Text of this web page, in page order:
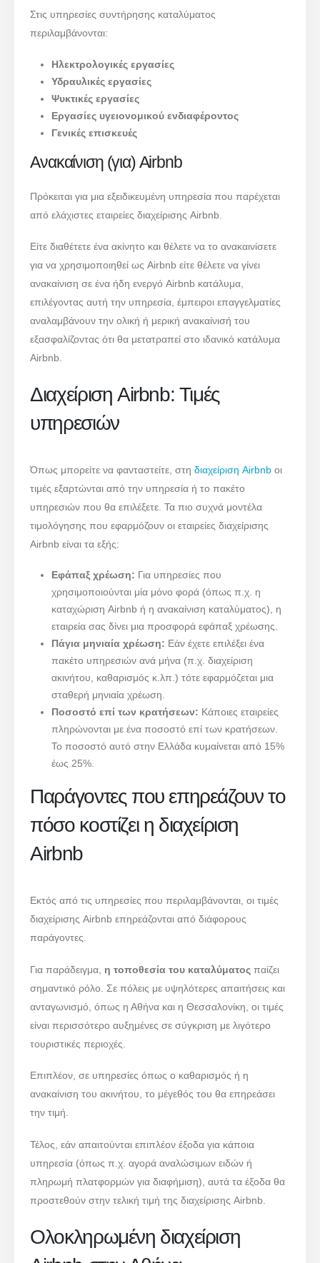
Στις υπηρεσίες συντήρησης καταλύματος
περιλαμβάνονται:
Ηλεκτρολογικές εργασίες
Υδραυλικές εργασίες
Ψυκτικές εργασίες
Εργασίες υγειονομικού ενδιαφέροντος
Γενικές επισκευές
Ανακαίνιση (για) Airbnb
Πρόκειται για μια εξειδικευμένη υπηρεσία που παρέχεται
από ελάχιστες εταιρείες διαχείρισης Airbnb.
Είτε διαθέτετε ένα ακίνητο και θέλετε να το ανακαινίσετε
για να χρησιμοποιηθεί ως Airbnb είτε θέλετε να γίνει
ανακαίνιση σε ένα ήδη ενεργό Airbnb κατάλυμα,
επιλέγοντας αυτή την υπηρεσία, έμπειροι επαγγελματίες
αναλαμβάνουν την ολική ή μερική ανακαίνισή του
εξασφαλίζοντας ότι θα μετατραπεί στο ιδανικό κατάλυμα
Airbnb.
Διαχείριση Airbnb: Τιμές
υπηρεσιών
Όπως μπορείτε να φανταστείτε, στηδιαχείριση Airbnbοι
τιμές εξαρτώνται από την υπηρεσία ή το πακέτο
υπηρεσιών που θα επιλέξετε. Τα πιο συχνά μοντέλα
τιμολόγησης που εφαρμόζουν οι εταιρείες διαχείρισης
Airbnb είναι τα εξής:
Εφάπαξ χρέωση: Για υπηρεσίες που
χρησιμοποιούνται μία μόνο φορά (όπως π.χ. η
καταχώριση Airbnb ή η ανακαίνιση καταλύματος), η
εταιρεία σας δίνει μια προσφορά εφάπαξ χρέωσης.
Πάγια μηνιαία χρέωση: Εάν έχετε επιλέξει ένα
πακέτο υπηρεσιών ανά μήνα (π.χ. διαχείριση
ακινήτου, καθαρισμός κ.λπ.) τότε εφαρμόζεται μια
σταθερή μηνιαία χρέωση.
Ποσοστό επί των κρατήσεων: Κάποιες εταιρείες
πληρώνονται με ένα ποσοστό επί των κρατήσεων.
Το ποσοστό αυτό στην Ελλάδα κυμαίνεται από 15%
έως 25%.
Παράγοντες που επηρεάζουν το
πόσο κοστίζει η διαχείριση
Airbnb
Εκτός από τις υπηρεσίες που περιλαμβάνονται, οι τιμές
διαχείρισης Airbnb επηρεάζονται από διάφορους
παράγοντες.
Για παράδειγμα,η τοποθεσία του καταλύματος παίζει
σημαντικό ρόλο. Σε πόλεις με υψηλότερες απαιτήσεις και
ανταγωνισμό, όπως η Αθήνα και η Θεσσαλονίκη, οι τιμές
είναι περισσότερο αυξημένες σε σύγκριση με λιγότερο
τουριστικές περιοχές.
Επιπλέον, σε υπηρεσίες όπως ο καθαρισμός ή η
ανακαίνιση του ακινήτου, το μέγεθός του θα επηρεάσει
την τιμή.
Τέλος, εάν απαιτούνται επιπλέον έξοδα για κάποια
υπηρεσία (όπως π.χ. αγορά αναλώσιμων ειδών ή
πληρωμή πλατφορμών για διαφήμιση), αυτά τα έξοδα θα
προστεθούν στην τελική τιμή της διαχείρισης Airbnb.
Ολοκληρωμένη διαχείριση